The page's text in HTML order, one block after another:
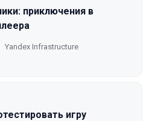
приключения в
Yandex Infrastructure
игру